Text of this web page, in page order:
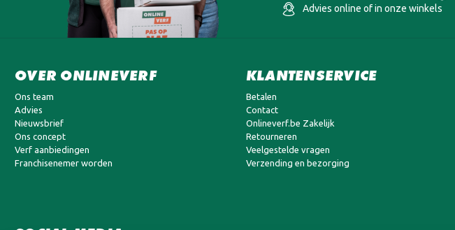
Advies online of in onze winkels
OVER ONLINEVERF
Ons team
Advies
Nieuwsbrief
Ons concept
Verf aanbiedingen
Franchisenemer worden
KLANTENSERVICE
Betalen
Contact
Onlineverf.be Zakelijk
Retourneren
Veelgestelde vragen
Verzending en bezorging